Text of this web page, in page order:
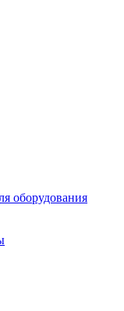
оборудования